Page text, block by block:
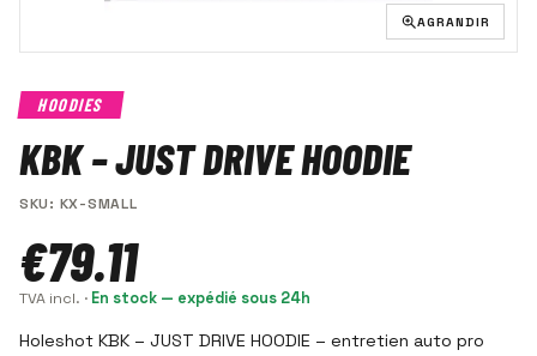
AGRANDIR
HOODIES
KBK – JUST DRIVE HOODIE
SKU: KX-SMALL
€79.11
TVA incl. · En stock — expédié sous 24h
Holeshot KBK – JUST DRIVE HOODIE – entretien auto pro